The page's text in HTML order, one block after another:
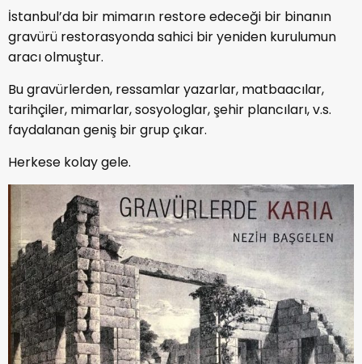
İstanbul’da bir mimarın restore edeceği bir binanın
gravürü restorasyonda sahici bir yeniden kurulumun
aracı olmuştur.
Bu gravürlerden, ressamlar yazarlar, matbaacılar,
tarihçiler, mimarlar, sosyologlar, şehir plancıları, v.s.
faydalanan geniş bir grup çıkar.
Herkese kolay gele.